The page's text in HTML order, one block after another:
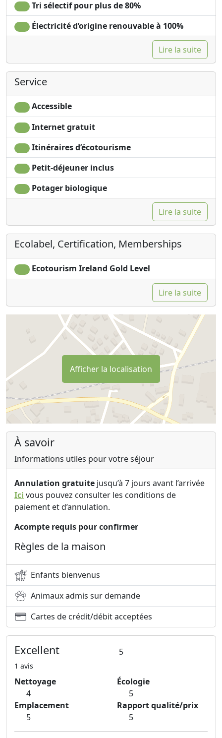
Tri sélectif pour plus de 80%
Électricité d’origine renouvable à 100%
Lire la suite
Service
Accessible
Internet gratuit
Itinéraires d’écotourisme
Petit-déjeuner inclus
Potager biologique
Lire la suite
Ecolabel, Certification, Memberships
Ecotourism Ireland Gold Level
Lire la suite
Afficher la localisation
À savoir
Informations utiles pour votre séjour
Annulation gratuite jusqu’à 7 jours avant l’arrivée
Ici vous pouvez consulter les conditions de
paiement et d’annulation.
Acompte requis pour confirmer
Règles de la maison
Enfants bienvenus
Animaux admis sur demande
Cartes de crédit/débit acceptées
Excellent 5
1 avis
Nettoyage
4
Écologie
5
Emplacement
5
Rapport qualité/prix
5